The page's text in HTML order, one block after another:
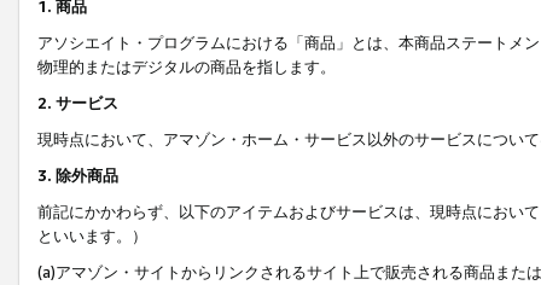
1. 商品
アソシエイト・プログラムにおける「商品」とは、本商品ステートメ
物理的またはデジタルの商品を指します。
2. サービス
現時点において、アマゾン・ホーム・サービス以外のサービスについ
3. 除外商品
前記にかかわらず、以下のアイテムおよびサービスは、現時点におい
といいます。）
(a)アマゾン・サイトからリンクされるサイト上で販売される商品ま